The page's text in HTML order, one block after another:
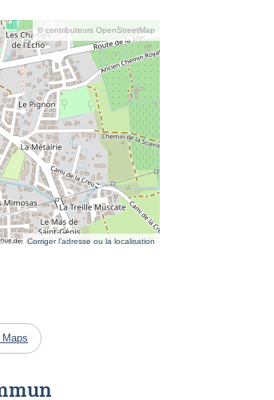
© contributeurs OpenStreetMap
Corriger l’adresse ou la localisation